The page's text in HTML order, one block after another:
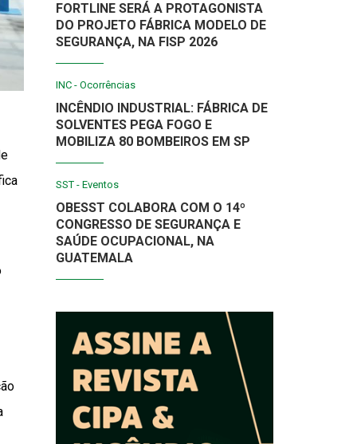
FORTLINE SERÁ A PROTAGONISTA
DO PROJETO FÁBRICA MODELO DE
SEGURANÇA, NA FISP 2026
INC - Ocorrências
INCÊNDIO INDUSTRIAL: FÁBRICA DE
SOLVENTES PEGA FOGO E
MOBILIZA 80 BOMBEIROS EM SP
SST - Eventos
OBESST COLABORA COM O 14º
CONGRESSO DE SEGURANÇA E
SAÚDE OCUPACIONAL, NA
GUATEMALA